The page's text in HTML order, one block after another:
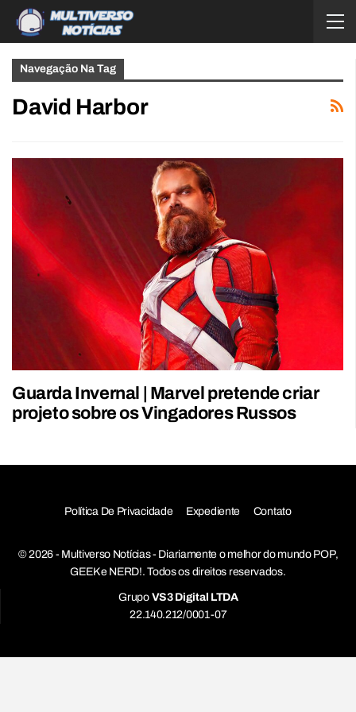
Navegação Na Tag
David Harbor
Guarda Invernal | Marvel pretende criar
projeto sobre os Vingadores Russos
Política De Privacidade Expediente Contato
© 2026 - Multiverso Notícias - Diariamente o melhor do mundo POP,
GEEK e NERD!. Todos os direitos reservados.
Grupo VS3 Digital LTDA
22.140.212/0001-07